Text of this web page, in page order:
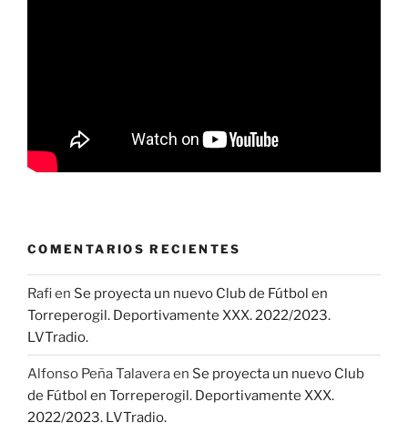
COMENTARIOS RECIENTES
Rafien Se proyecta un nuevo Club de Fútbol en
Torreperogil. Deportivamente XXX. 2022/2023.
LVTradio.
Alfonso Peña Talaveraen Se proyecta un nuevo Club
de Fútbol en Torreperogil. Deportivamente XXX.
2022/2023. LVTradio.